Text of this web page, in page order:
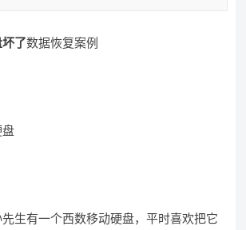
坏了数据恢复案例
盘
生有一个西数移动硬盘，平时喜欢把它